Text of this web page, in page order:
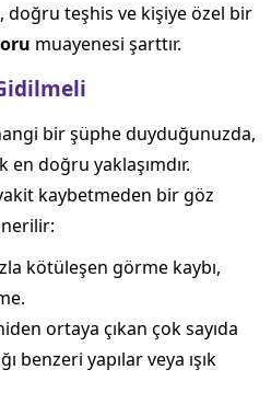
teşhis ve kişiye özel bir
muayenesi şarttır.
bir şüphe duyduğunuzda,
doğru yaklaşımdır.
kaybetmeden bir göz
kötüleşen görme kaybı,
ortaya çıkan çok sayıda
benzeri yapılar veya ışık